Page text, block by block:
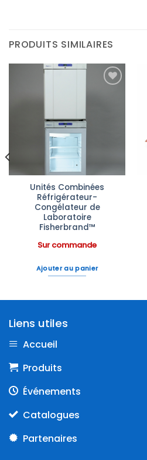
PRODUITS SIMILAIRES
Unités Combinées
Réfrigérateur-
Congélateur de
Laboratoire
Fisherbrand™
Sur commande
Ajouter au panier
Liens utiles
Accueil
Produits
Événements
Catalogues
Partenaires